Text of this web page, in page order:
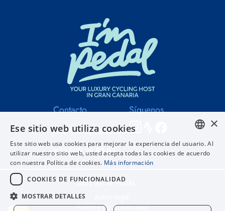
Contacto
info@iampedal.com
+34 609 28 88 93
Síguenos
2025
I'M PEDAL
Política de privacidad
ENGLISH
×
Ese sitio web utiliza cookies
Este sitio web usa cookies para mejorar la experiencia del usuario. Al
utilizar nuestro sitio web, usted acepta todas las cookies de acuerdo
con nuestra Política de cookies. Más información
COOKIES DE FUNCIONALIDAD
MOSTRAR DETALLES